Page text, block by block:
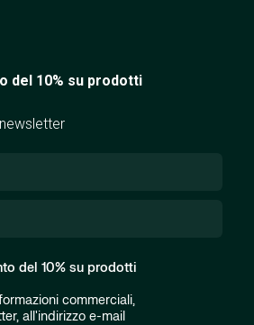
del 10% su prodotti
del 10% su prodotti
commerciali,
all'indirizzo e-mail